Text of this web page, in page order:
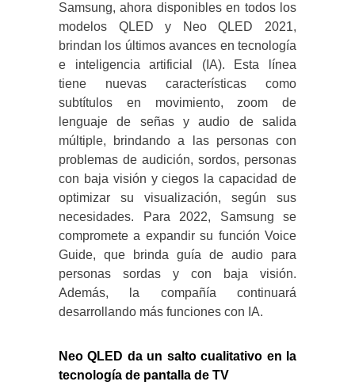
Samsung, ahora disponibles en todos los
modelos QLED y Neo QLED 2021,
brindan los últimos avances en tecnología
e inteligencia artificial (IA). Esta línea
tiene nuevas características como
subtítulos en movimiento, zoom de
lenguaje de señas y audio de salida
múltiple, brindando a las personas con
problemas de audición, sordos, personas
con baja visión y ciegos la capacidad de
optimizar su visualización, según sus
necesidades. Para 2022, Samsung se
compromete a expandir su función Voice
Guide, que brinda guía de audio para
personas sordas y con baja visión.
Además, la compañía continuará
desarrollando más funciones con IA.
Neo QLED da un salto cualitativo en la
tecnología de pantalla de TV